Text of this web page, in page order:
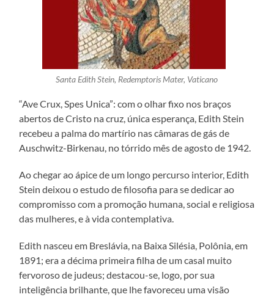
Santa Edith Stein, Redemptoris Mater, Vaticano
“Ave Crux, Spes Unica”: com o olhar fixo nos braços
abertos de Cristo na cruz, única esperança, Edith Stein
recebeu a palma do martírio nas câmaras de gás de
Auschwitz-Birkenau, no tórrido mês de agosto de 1942.
Ao chegar ao ápice de um longo percurso interior, Edith
Stein deixou o estudo de filosofia para se dedicar ao
compromisso com a promoção humana, social e religiosa
das mulheres, e à vida contemplativa.
Edith nasceu em Breslávia, na Baixa Silésia, Polônia, em
1891; era a décima primeira filha de um casal muito
fervoroso de judeus; destacou-se, logo, por sua
inteligência brilhante, que lhe favoreceu uma visão